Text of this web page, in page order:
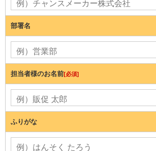
部署名
担当者様のお名前[必須]
ふりがな